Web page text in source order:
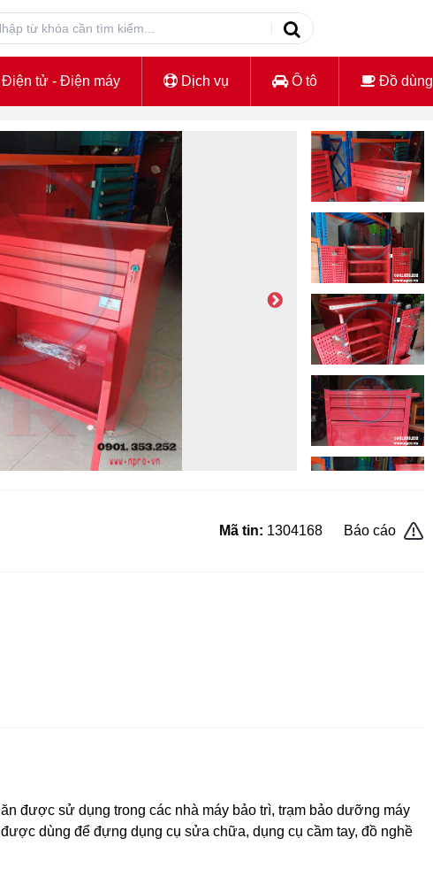
tử - Điện máy Dịch vụ Ô tô Đồ dùng
Mã tin: 1304168 Báo cáo
được sử dụng trong các nhà máy bảo trì, trạm bảo dưỡng máy
dùng để đựng dụng cụ sửa chữa, dụng cụ cầm tay, đồ nghề